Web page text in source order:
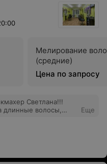
Мелирование
(средние)
Цена по запросу
Светлана!!!
длинные волосы,
двух
так как нужно,
парикмахеров.
настроении,
большое
Еще